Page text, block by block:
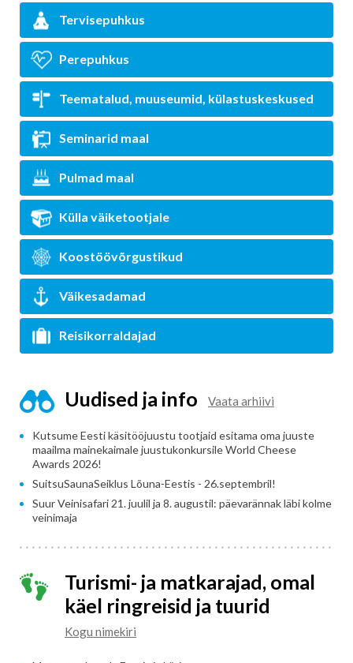
Tervisepuhkus
Perepuhkus
Teematalud, muuseumid, külastuskeskused
Seminarid maal
Pulmad maal
Külla väiketootjale
Koostöövõrgustikud
Väikesadamad
Reisikorraldajad
Uudised ja info Vaata arhiivi
Kutsume Eesti käsitööjuustu tootjaid esitama oma juuste
maailma mainekaimale juustukonkursile World Cheese
Awards 2026!
SuitsuSaunaSeiklus Lõuna-Eestis - 26.septembril!
Suur Veinisafari 21. juulil ja 8. augustil: päevarännak läbi kolme
veinimaja
Turismi- ja matkarajad, omal
käel ringreisid ja tuurid
Kogu nimekiri